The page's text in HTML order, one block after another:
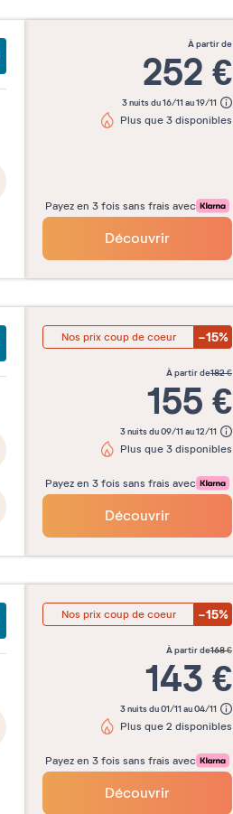
à partir de
252 €
3 nuits du 16/11 au 19/11
Plus que 3 disponibles
Payez en 3 fois sans frais avec
Découvrir
Nos prix coup de coeur -15%
à partir de182€
155 €
3 nuits du 09/11 au 12/11
Plus que 3 disponibles
Payez en 3 fois sans frais avec
Découvrir
Nos prix coup de coeur -15%
à partir de168€
143 €
3 nuits du 01/11 au 04/11
Plus que 2 disponibles
Payez en 3 fois sans frais avec
Découvrir